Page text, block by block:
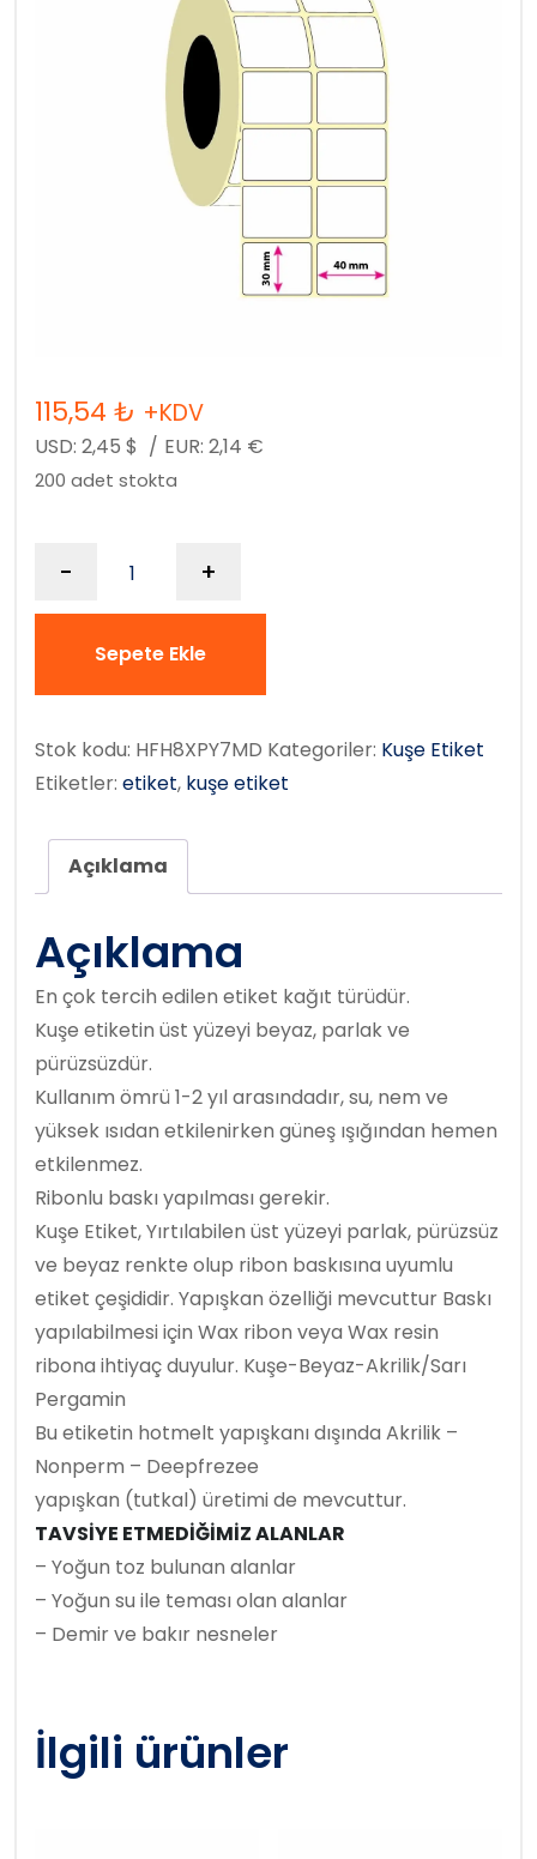
115,54 ₺ +KDV
USD: 2,45 $ / EUR: 2,14 €
200 adet stokta
- +
Sepete Ekle
Stok kodu: HFH8XPY7MD Kategoriler: Kuşe Etiket
Etiketler: etiket, kuşe etiket
Açıklama
Açıklama
En çok tercih edilen etiket kağıt türüdür.
Kuşe etiketin üst yüzeyi beyaz, parlak ve
pürüzsüzdür.
Kullanım ömrü 1-2 yıl arasındadır, su, nem ve
yüksek ısıdan etkilenirken güneş ışığından hemen
etkilenmez.
Ribonlu baskı yapılması gerekir.
Kuşe Etiket, Yırtılabilen üst yüzeyi parlak, pürüzsüz
ve beyaz renkte olup ribon baskısına uyumlu
etiket çeşididir. Yapışkan özelliği mevcuttur Baskı
yapılabilmesi için Wax ribon veya Wax resin
ribona ihtiyaç duyulur. Kuşe-Beyaz-Akrilik/Sarı
Pergamin
Bu etiketin hotmelt yapışkanı dışında Akrilik –
Nonperm – Deepfrezee
yapışkan (tutkal) üretimi de mevcuttur.
TAVSİYE ETMEDİĞİMİZ ALANLAR
– Yoğun toz bulunan alanlar
– Yoğun su ile teması olan alanlar
– Demir ve bakır nesneler
İlgili ürünler